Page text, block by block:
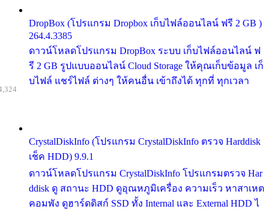
DropBox (โปรแกรม Dropbox เก็บไฟล์ออนไลน์ ฟรี 2 GB )
264.4.3385
ดาวน์โหลดโปรแกรม DropBox ระบบ เก็บไฟล์ออนไลน์ ฟ
รี 2 GB รูปแบบออนไลน์ Cloud Storage ให้คุณเก็บข้อมูล เก็
บไฟล์ แชร์ไฟล์ ต่างๆ ให้คนอื่น เข้าถึงได้ ทุกที่ ทุกเวลา
CrystalDiskInfo (โปรแกรม CrystalDiskInfo ตรวจ Harddisk
เช็ค HDD) 9.9.1
ดาวน์โหลดโปรแกรม CrystalDiskInfo โปรแกรมตรวจ Har
ddisk ดู สถานะ HDD ดูอุณหภูมิเครื่อง ความเร็ว หาสาเหต
คอมพัง ดูฮาร์ดดิสก์ SSD ทั้ง Internal และ External HDD ไ